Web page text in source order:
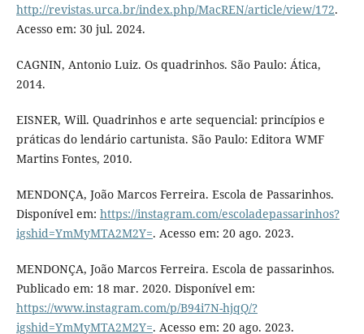
http://revistas.urca.br/index.php/MacREN/article/view/172.
Acesso em: 30 jul. 2024.
CAGNIN, Antonio Luiz. Os quadrinhos. São Paulo: Ática,
2014.
EISNER, Will. Quadrinhos e arte sequencial: princípios e
práticas do lendário cartunista. São Paulo: Editora WMF
Martins Fontes, 2010.
MENDONÇA, João Marcos Ferreira. Escola de Passarinhos.
Disponível em: https://instagram.com/escoladepassarinhos?
igshid=YmMyMTA2M2Y=. Acesso em: 20 ago. 2023.
MENDONÇA, João Marcos Ferreira. Escola de passarinhos.
Publicado em: 18 mar. 2020. Disponível em:
https://www.instagram.com/p/B94i7N-hjqQ/?
igshid=YmMyMTA2M2Y=. Acesso em: 20 ago. 2023.